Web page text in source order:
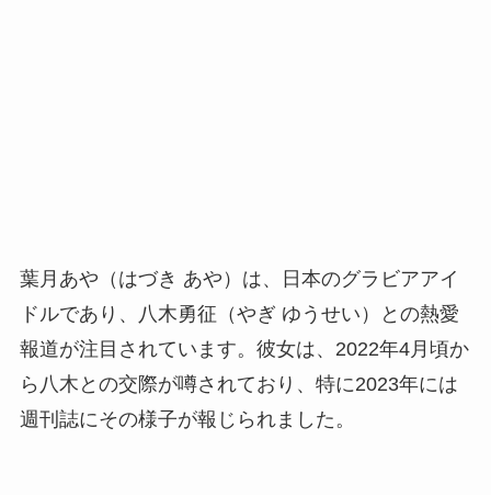
葉月あや（はづき あや）は、日本のグラビアアイ
ドルであり、八木勇征（やぎ ゆうせい）との熱愛
報道が注目されています。彼女は、2022年4月頃か
ら八木との交際が噂されており、特に2023年には
週刊誌にその様子が報じられました。